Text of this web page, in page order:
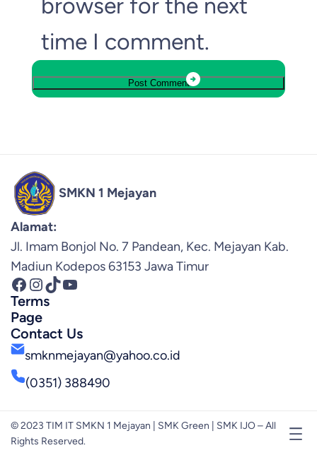
browser for the next
time I comment.
SMKN 1 Mejayan
Alamat:
Jl. Imam Bonjol No. 7 Pandean, Kec. Mejayan Kab.
Madiun Kodepos 63153 Jawa Timur
Facebook InstagramTikTok YouTube
Terms
Page
Contact Us
smknmejayan@yahoo.co.id
(0351) 388490
© 2023 TIM IT SMKN 1 Mejayan | SMK Green | SMK IJO – All
Rights Reserved.